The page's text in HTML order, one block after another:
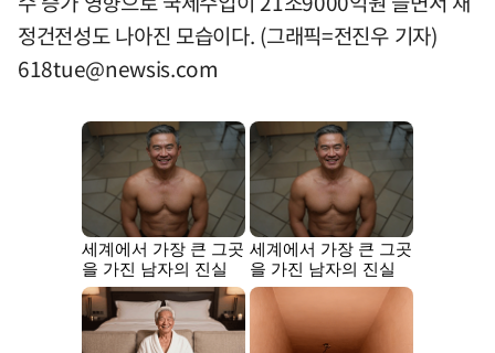
정건전성도 나아진 모습이다. (그래픽=전진우 기자)
618tue@newsis.com